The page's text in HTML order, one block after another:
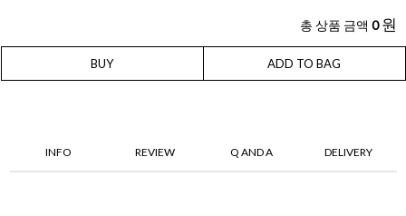
총 상품 금액 0 원
BUY ADD TO BAG
INFO REVIEW Q AND A DELIVERY